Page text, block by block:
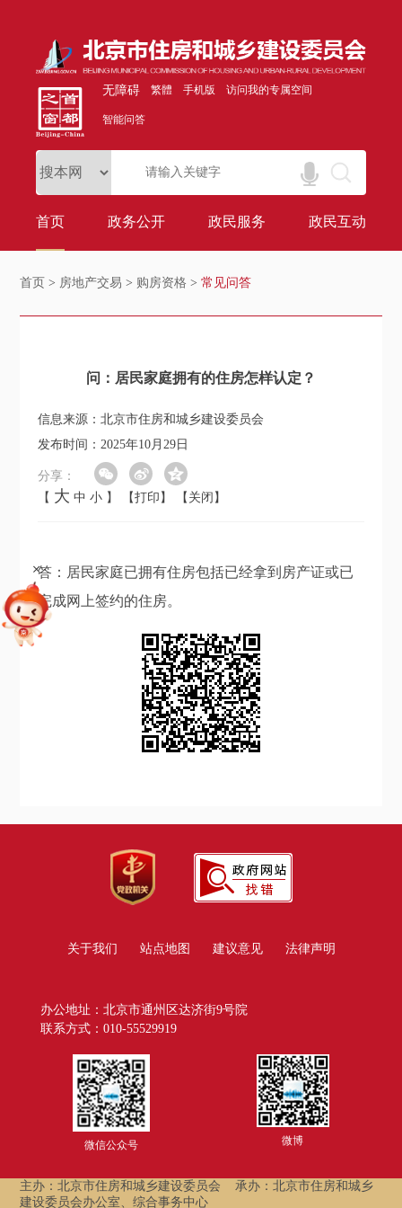
无障碍 繁體 手机版 访问我的专属空间
智能问答
首页 政务公开 政民服务 政民互动
首页 > 房地产交易 > 购房资格 >常见问答
问：居民家庭拥有的住房怎样认定？
信息来源：北京市住房和城乡建设委员会
发布时间：2025年10月29日
分享：
【 大 中 小 】 【打印】 【关闭】
答：居民家庭已拥有住房包括已经拿到房产证或已
完成网上签约的住房。
+
关于我们 站点地图 建议意见 法律声明
办公地址：北京市通州区达济街9号院
联系方式：010-55529919
微信公众号 微博
主办：北京市住房和城乡建设委员会
承办：北京市住房和城乡
建设委员会办公室、综合事务中心